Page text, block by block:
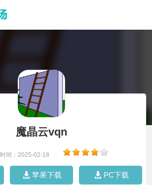
魔晶云vqn
时间：2025-02-18
苹果下载 PC下载